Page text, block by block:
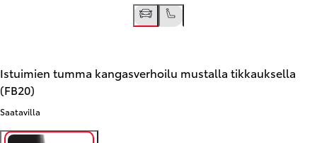
Istuimien tumma kangasverhoilu mustalla tikkauksella
(FB20)
Saatavilla